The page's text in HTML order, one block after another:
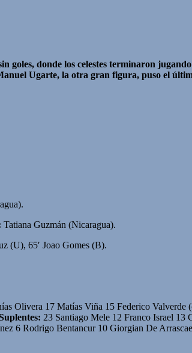
donde los celestes terminaron
Ugarte, la otra gran figura, puso el
Tatiana Guzmán (Nicaragua).
(U), 65′ Joao Gomes (B).
Olivera 17 Matías Viña 15 Federico
: 23 Santiago Mele 12 Franco Israel 13
6 Rodrigo Bentancur 10 Giorgian De